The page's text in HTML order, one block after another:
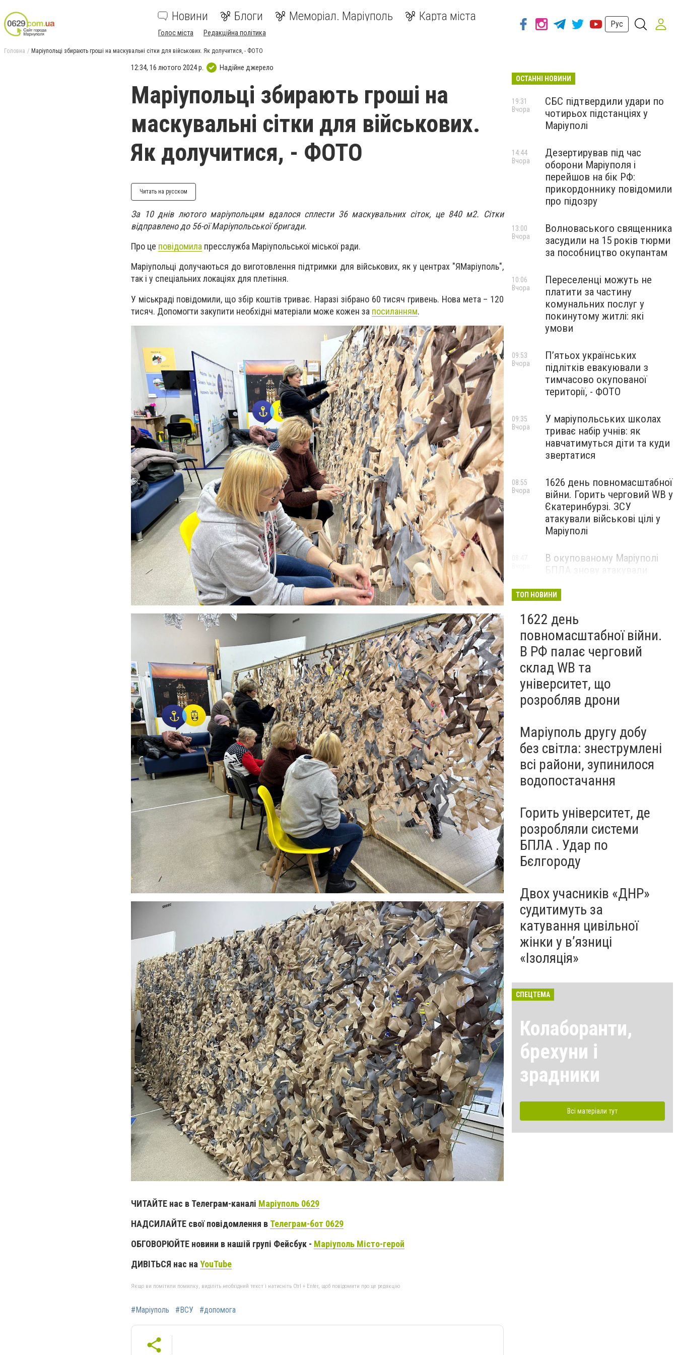
Новини Блоги Меморіал. Маріуполь Карта міста
Голос міста Редакційна політика
Рус
Головна Маріупольці збирають гроші на маскувальні сітки для військових. Як долучитися, - ФОТО
12:34, 16 лютого 2024 р. Надійне джерело
Маріупольці збирають гроші на
маскувальні сітки для військових.
Як долучитися, - ФОТО
Читать на русском
За 10 днів лютого маріупольцям вдалося сплести 36 маскувальних сіток, це 840 м2. Сітки
відправлено до 56-ої Маріупольської бригади.
Про це повідомила пресслужба Маріупольської міської ради.
Маріупольці долучаються до виготовлення підтримки для військових, як у центрах "ЯМаріуполь",
так і у спеціальних локаціях для плетіння.
У міськраді повідомили, що збір коштів триває. Наразі зібрано 60 тисяч гривень. Нова мета – 120
тисяч. Допомогти закупити необхідні матеріали може кожен за посиланням.
ЧИТАЙТЕ нас в Телеграм-каналі Маріуполь 0629
НАДСИЛАЙТЕ свої повідомлення в Телеграм-бот 0629
ОБГОВОРЮЙТЕ новини в нашій групі Фейсбук - Маріуполь Місто-герой
ДИВІТЬСЯ нас на YouTube
Якщо ви помітили помилку, виділіть необхідний текст і натисніть Ctrl + Enter, щоб повідомити про це редакцію
#Маріуполь #ВСУ #допомога
ОСТАННІ НОВИНИ
СБС підтвердили удари по
чотирьох підстанціях у
Маріуполі
19:31
Вчора
Дезертирував під час
оборони Маріуполя і
перейшов на бік РФ:
прикордоннику повідомили
про підозру
14:44
Вчора
Волноваського священника
засудили на 15 років тюрми
за пособництво окупантам
13:00
Вчора
Переселенці можуть не
платити за частину
комунальних послуг у
покинутому житлі: які
умови
10:06
Вчора
П’ятьох українських
підлітків евакуювали з
тимчасово окупованої
території, - ФОТО
09:53
Вчора
У маріупольських школах
триває набір учнів: як
навчатимуться діти та куди
звертатися
09:35
Вчора
1626 день повномасштабної
війни. Горить черговий WB у
Єкатеринбурзі. ЗСУ
атакували військові цілі у
Маріуполі
08:55
Вчора
В окупованому Маріуполі
БПЛА знову атакували
— ВІДЕО
ТОП НОВИНИ
1622 день
повномасштабної війни.
В РФ палає черговий
склад WB та
університет, що
розробляв дрони
Маріуполь другу добу
без світла: знеструмлені
всі райони, зупинилося
водопостачання
Горить університет, де
розробляли системи
БПЛА . Удар по
Бєлгороду
Двох учасників «ДНР»
судитимуть за
катування цивільної
жінки у в’язниці
«Ізоляція»
СПЕЦТЕМА
Колаборанти,
брехуни і
зрадники
Всі матеріали тут